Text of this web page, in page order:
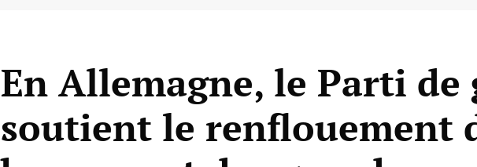
En Allemagne, le Parti de
soutient le renflouement